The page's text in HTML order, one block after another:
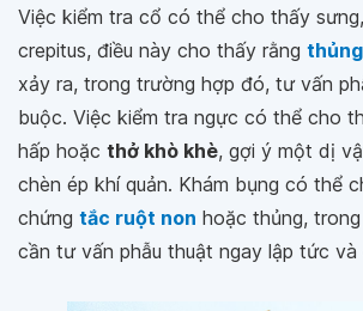
Việc kiểm tra cổ có thể cho thấy
crepitus, điều này cho thấy rằng
xảy ra, trong trường hợp đó, tư vấn
buộc. Việc kiểm tra ngực có thể cho
hấp hoặc thở khò khè, gợi ý một dị
chèn ép khí quản. Khám bụng có thể
chứng tắc ruột non hoặc thủng,
cần tư vấn phẫu thuật ngay lập tức và